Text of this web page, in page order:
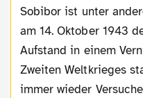
Sobibor ist unter
am 14. Oktober 1943
Aufstand in einem
Zweiten Weltkrieges
immer wieder